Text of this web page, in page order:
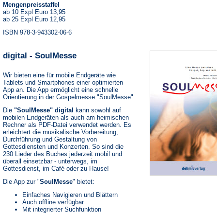
Mengenpreisstaffel
ab 10 Expl Euro 13,95
ab 25 Expl Euro 12,95
ISBN 978-3-943302-06-6
digital - SoulMesse
Wir bieten eine für mobile Endgeräte wie
Tablets und Smartphones einer optimierten
App an. Die App ermöglicht eine schnelle
Orientierung in der Gospelmesse "SoulMesse".
Die "SoulMesse" digital kann sowohl auf
mobilen Endgeräten als auch am heimischen
Rechner als PDF-Datei verwendet werden. Es
erleichtert die musikalische Vorbereitung,
Durchführung und Gestaltung von
Gottesdiensten und Konzerten. So sind die
230 Lieder des Buches jederzeit mobil und
überall einsetzbar - unterwegs, im
Gottesdienst, im Café oder zu Hause!
Die App zur "SoulMesse" bietet:
Einfaches Navigieren und Blättern
Auch offline verfügbar
Mit integrierter Suchfunktion